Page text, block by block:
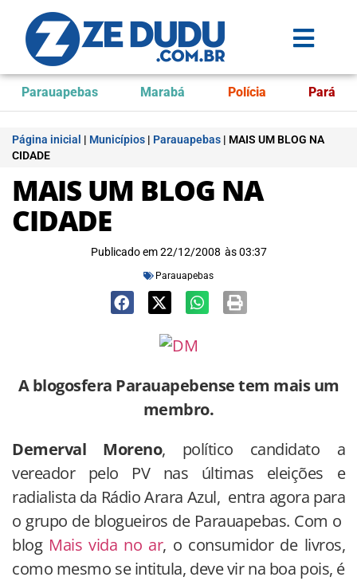
Parauapebas Marabá Polícia Pará
Página inicial | Municípios | Parauapebas | MAIS UM BLOG NA
CIDADE
MAIS UM BLOG NA
CIDADE
Publicado em 22/12/2008 às 03:37
Parauapebas
A blogosfera Parauapebense tem mais um
membro.
Demerval
Moreno, político candidato a
vereador pelo PV nas últimas eleições e
radialista da Rádio Arara Azul, entra agora para
o grupo de blogueiros de Parauapebas. Com o
blog Mais vida no ar, o consumidor de livros,
como mesmo se intitula, deve vir na boa pois, é